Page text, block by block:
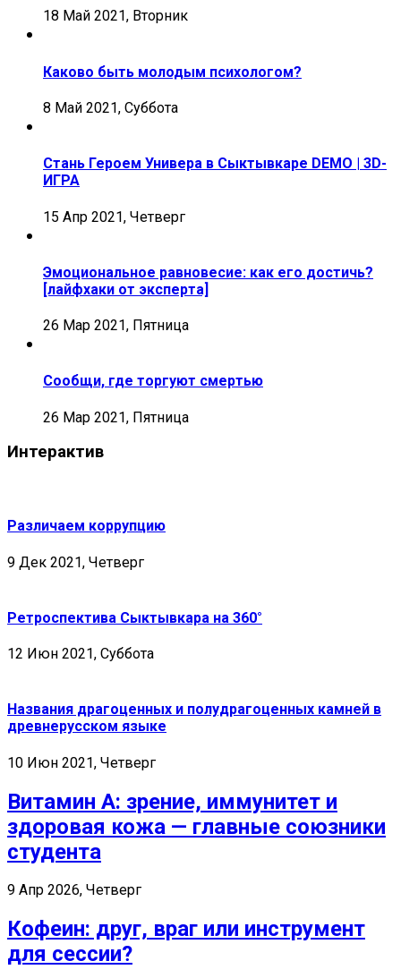
18 Май 2021, Вторник
Каково быть молодым психологом?
8 Май 2021, Суббота
Стань Героем Универа в Сыктывкаре DEMO | 3D-
ИГРА
15 Апр 2021, Четверг
Эмоциональное равновесие: как его достичь?
[лайфхаки от эксперта]
26 Мар 2021, Пятница
Сообщи, где торгуют смертью
26 Мар 2021, Пятница
Интерактив
Различаем коррупцию
9 Дек 2021, Четверг
Ретроспектива Сыктывкара на 360°
12 Июн 2021, Суббота
Названия драгоценных и полудрагоценных камней в
древнерусском языке
10 Июн 2021, Четверг
Витамин А: зрение, иммунитет и
здоровая кожа — главные союзники
студента
9 Апр 2026, Четверг
Кофеин: друг, враг или инструмент
для сессии?